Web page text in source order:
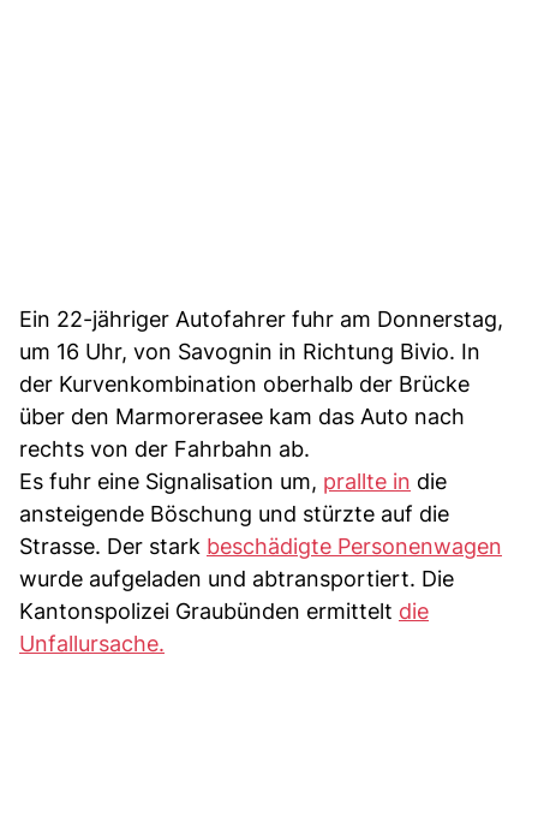
Ein 22-jähriger Autofahrer fuhr am Donnerstag,
um 16 Uhr, von Savognin in Richtung Bivio. In
der Kurvenkombination oberhalb der Brücke
über den Marmorerasee kam das Auto nach
rechts von der Fahrbahn ab.
Es fuhr eine Signalisation um, prallte in die
ansteigende Böschung und stürzte auf die
Strasse. Der stark beschädigte Personenwagen
wurde aufgeladen und abtransportiert. Die
Kantonspolizei Graubünden ermittelt die
Unfallursache.